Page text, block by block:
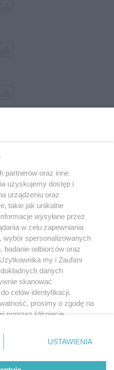
nie może być powielany i
w jakikolwiek sposób (w
na jakimkolwiek polu
z umieszczaniem w Internecie
Jakiekolwiek użycie lub
w części z naruszeniem prawa, tzn.
pod groźbą kary i może być ścigane
partnerów oraz inne
uzyskujemy dostęp i
urządzeniu oraz
takie jak unikalne
wysyłane przez
w celu zapewniania
wybór spersonalizowanych
badanie odbiorców oraz
my i Zaufani
danych
skanować
celów identyfikacji.
prosimy o zgodę na
poprzez kliknięcie
ustawień prywatności
rogu strony
nie wymagają zgody
USTAWIENIA